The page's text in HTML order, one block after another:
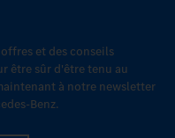
et des conseils
être sûr d'être tenu au
à notre newsletter
Benz.